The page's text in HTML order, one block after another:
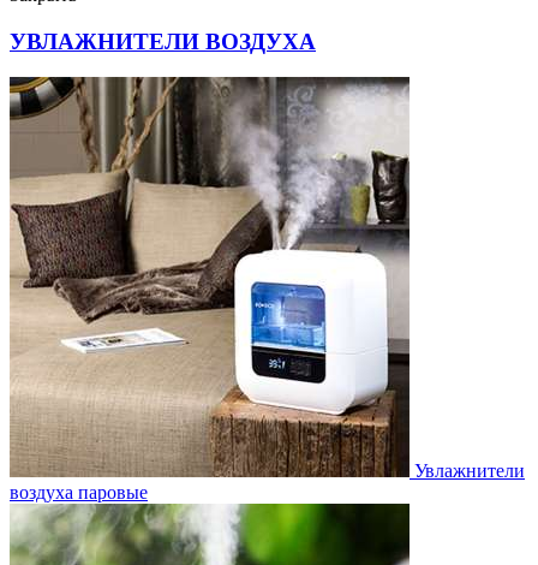
УВЛАЖНИТЕЛИ ВОЗДУХА
Увлажнители
воздуха паровые